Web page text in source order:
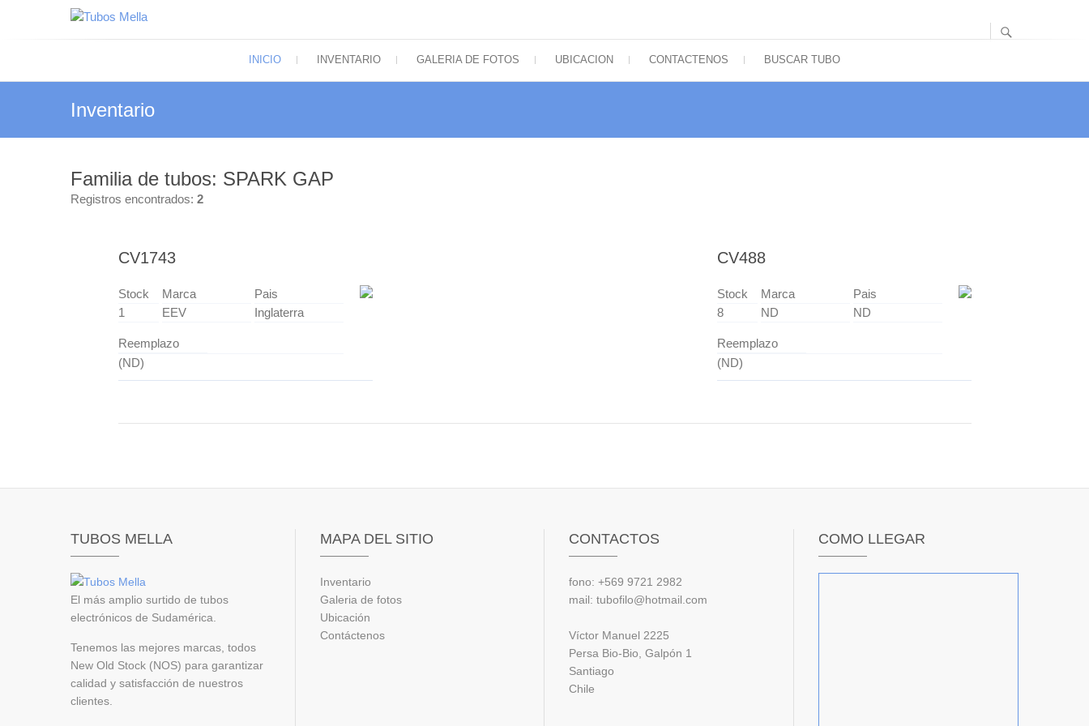
Tubos Mella
INICIO
INVENTARIO GALERIA DE FOTOS UBICACION CONTACTENOS BUSCAR TUBO
Inventario
Familia de tubos: SPARK GAP
Registros encontrados: 2
CV1743
Stock Marca
Pais
1
EEV Inglaterra
Reemplazo
(ND)
CV488
Stock Marca
Pais
8
ND ND
Reemplazo
(ND)
TUBOS MELLA
El más amplio surtido de tubos
electrónicos de Sudamérica.
Tenemos las mejores marcas, todos
New Old Stock (NOS) para garantizar
calidad y satisfacción de nuestros
clientes.
MAPA DEL SITIO
Inventario
Galeria de fotos
Ubicación
Contáctenos
CONTACTOS
fono: +569 9721 2982
mail: tubofilo@hotmail.com
Víctor Manuel 2225
Persa Bio-Bio, Galpón 1
Santiago
Chile
COMO LLEGAR